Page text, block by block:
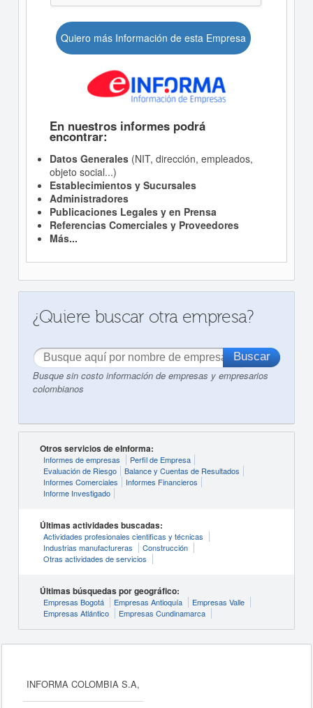
Quiero más Información de esta Empresa
En nuestros informes podrá
encontrar:
Datos Generales(NIT, dirección, empleados,
objeto social...)
Establecimientos y Sucursales
Administradores
Publicaciones Legales y en Prensa
Referencias Comerciales y Proveedores
Más...
¿Quiere buscar otra empresa?
Busque sin costo información de empresas y empresarios
colombianos
Otros servicios de eInforma:
Informes de empresas
Perfil de Empresa
Evaluación de Riesgo
Balance y Cuentas de Resultados
Informes Comerciales
Informes Financieros
Informe Investigado
Últimas actividades buscadas:
Actividades profesionales cientificas y técnicas
Industrias manufactureras
Construcción
Otras actividades de servicios
Últimas búsquedas por geográfico:
Empresas Bogotá Empresas Antioquía
Empresas Valle
Empresas Atlántico
Empresas Cundinamarca
INFORMA COLOMBIA S.A,